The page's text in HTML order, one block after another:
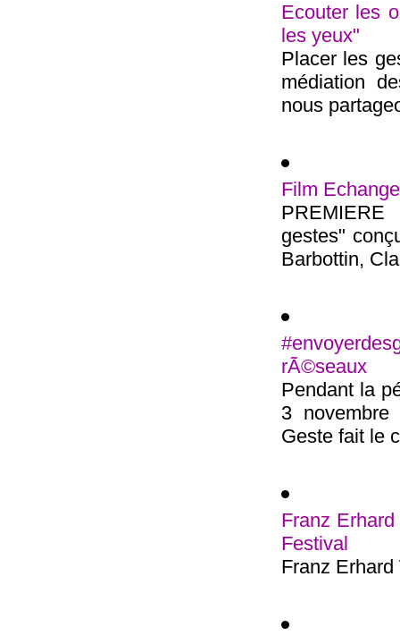
Ecouter les
les yeux"
Placer les
médiation
nous
Film
gestes"
Barbottin,
rÃ©seaux
Pendant la
3 novembre
Geste fait le
Franz
Festival
Franz